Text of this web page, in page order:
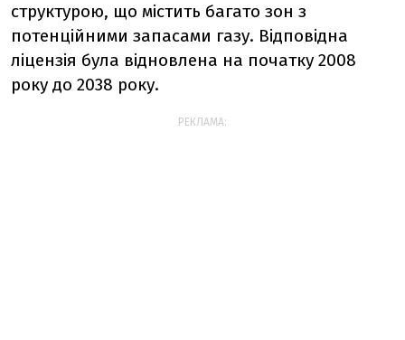
структурою, що містить багато зон з
потенційними запасами газу. Відповідна
ліцензія була відновлена на початку 2008
року до 2038 року.
РЕКЛАМА: